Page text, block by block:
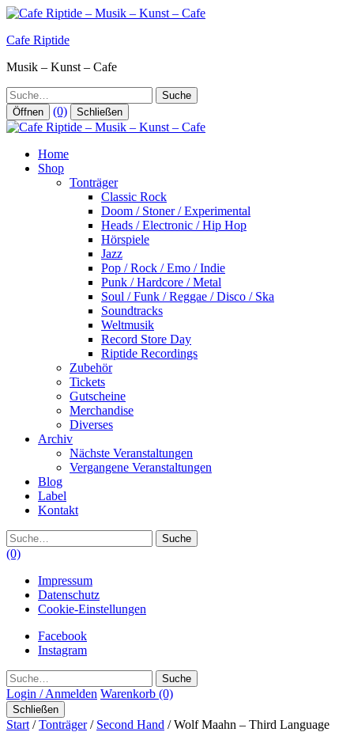
Zum
springen
Cafe Riptide
Musik – Kunst – Cafe
Suche
Öffnen (0) Schließen
Home
Shop
Tonträger
Classic Rock
Doom / Stoner / Experimental
Heads / Electronic / Hip Hop
Hörspiele
Jazz
Pop / Rock / Emo / Indie
Punk / Hardcore / Metal
Soul / Funk / Reggae / Disco / Ska
Soundtracks
Weltmusik
Record Store Day
Riptide Recordings
Zubehör
Tickets
Gutscheine
Merchandise
Diverses
Archiv
Nächste Veranstaltungen
Vergangene Veranstaltungen
Blog
Label
Kontakt
Suche
(0)
Impressum
Datenschutz
Cookie-Einstellungen
Facebook
Instagram
Suche
Login / Anmelden Warenkorb (0)
Schließen
Start /Tonträger/ Second Hand / Wolf Maahn – Third Language